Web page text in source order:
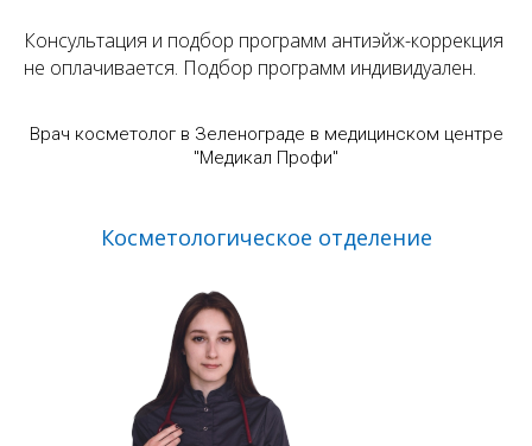
Консультация и подбор программ антиэйж-коррекция
не оплачивается. Подбор программ индивидуален.
Врач косметолог в Зеленограде в медицинском центре
"Медикал Профи"
Косметологическое отделение